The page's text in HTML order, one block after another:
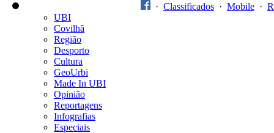
· Classificados · Mobile ·
UBI
Covilhã
Região
Desporto
Cultura
GeoUrbi
Made In UBI
Opinião
Reportagens
Infografias
Especiais